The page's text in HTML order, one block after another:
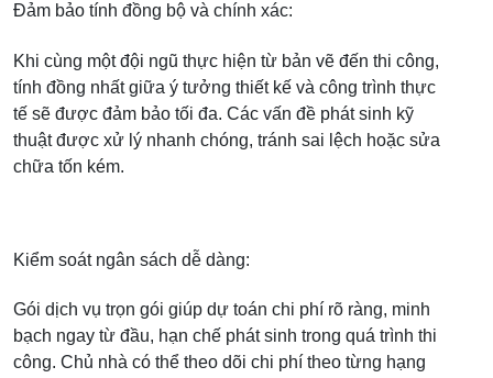
Đảm bảo tính đồng bộ và chính xác:
Khi cùng một đội ngũ thực hiện từ bản vẽ đến thi công,
tính đồng nhất giữa ý tưởng thiết kế và công trình thực
tế sẽ được đảm bảo tối đa. Các vấn đề phát sinh kỹ
thuật được xử lý nhanh chóng, tránh sai lệch hoặc sửa
chữa tốn kém.
Kiểm soát ngân sách dễ dàng:
Gói dịch vụ trọn gói giúp dự toán chi phí rõ ràng, minh
bạch ngay từ đầu, hạn chế phát sinh trong quá trình thi
công. Chủ nhà có thể theo dõi chi phí theo từng hạng